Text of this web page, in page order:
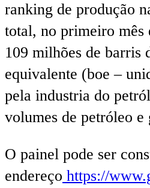
ranking de produção
total, no primeiro mês
109 milhões de barris
equivalente (boe –
pela industria do
volumes de petróleo e
O painel pode ser
endereço https://